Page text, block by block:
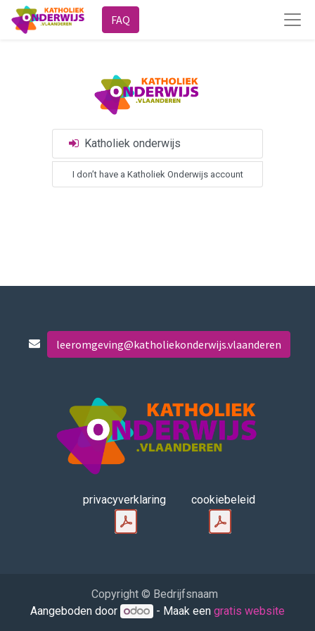
FAQ
Katholiek onderwijs
I don’t have a Katholiek Onderwijs account
leeromgeving@katholiekonderwijs.vlaanderen
privacyverklaring cookiebeleid
Copyright © Bedrijfsnaam
Aangeboden door
- Maak een gratis website